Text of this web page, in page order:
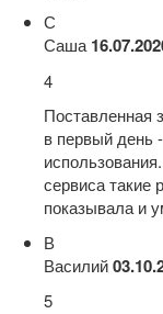
С
Саша
4
Поставленная
в первый день
сервиса такие
показывала и
В
Василий
5